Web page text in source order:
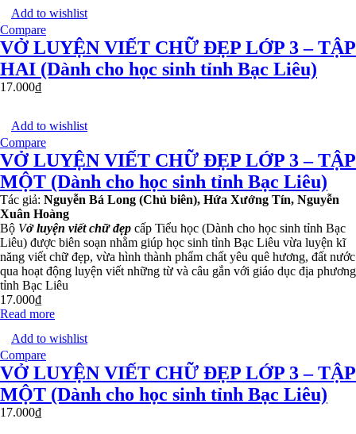
Add to wishlist
Compare
VỞ LUYỆN VIẾT CHỮ ĐẸP LỚP 3 – TẬP
HAI (Dành cho học sinh tỉnh Bạc Liêu)
17.000₫
Add to wishlist
Compare
VỞ LUYỆN VIẾT CHỮ ĐẸP LỚP 3 – TẬP
MỘT (Dành cho học sinh tỉnh Bạc Liêu)
Tác giả: Nguyễn Bá Long (Chủ biên), Hứa Xướng Tín, Nguyễn
Xuân Hoàng
Bộ Vở luyện viết chữ đẹp cấp Tiểu học (Dành cho học sinh tỉnh Bạc
Liêu) được biên soạn nhằm giúp học sinh tỉnh Bạc Liêu vừa luyện kĩ
năng viết chữ đẹp, vừa hình thành phẩm chất yêu quê hương, đất nước
qua hoạt động luyện viết những từ và câu gắn với giáo dục địa phương
tỉnh Bạc Liêu
17.000₫
Read more
Add to wishlist
Compare
VỞ LUYỆN VIẾT CHỮ ĐẸP LỚP 3 – TẬP
MỘT (Dành cho học sinh tỉnh Bạc Liêu)
17.000₫